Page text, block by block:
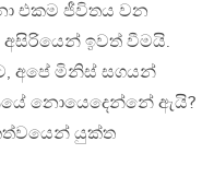
එකම ජීවිතය වන
අසිරියෙන් ඉවත් වීමයි.
අපේ මිනිස් සගයන්
නොයෙදෙන්නේ ඇයි?
යුක්ත